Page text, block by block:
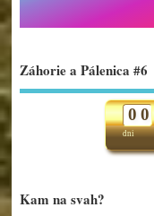
Záhorie a Pálenica #6
dni
0 0
Kam na svah?